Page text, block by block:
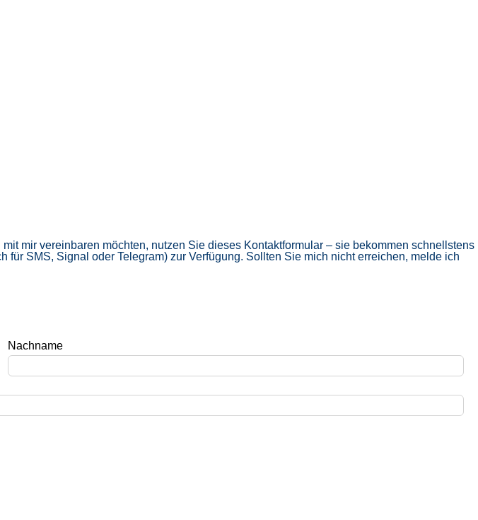
mir vereinbaren möchten, nutzen Sie dieses Kontaktformular – sie bekommen schnellstens
SMS, Signal oder Telegram) zur Verfügung. Sollten Sie mich nicht erreichen, melde ich
Nachname